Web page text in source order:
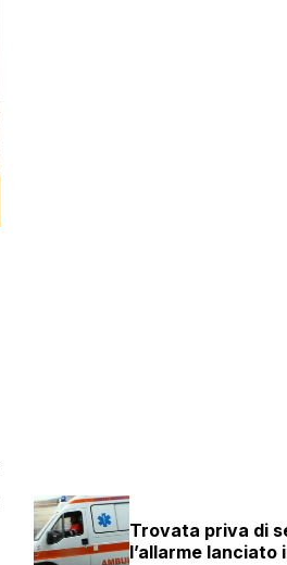
Trovata priva di
l’allarme lanciato